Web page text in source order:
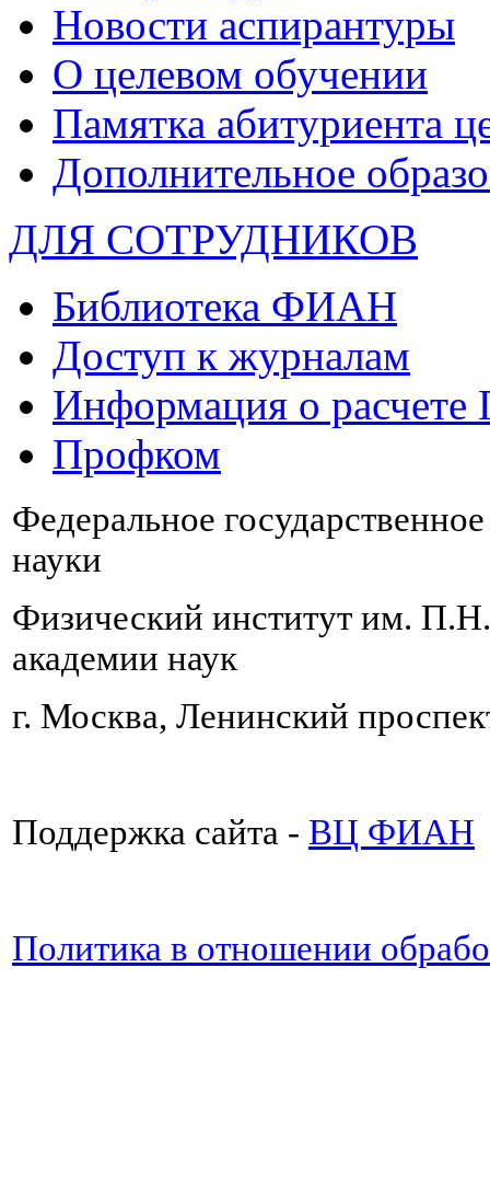
Новости аспирантуры
О целевом обучении
Памятка абитуриента
Дополнительное
ДЛЯ СОТРУДНИКОВ
Библиотека ФИАН
Доступ к журналам
Информация о
Профком
Федеральное
науки
Физический институт им.
академии наук
г. Москва, Ленинский
Поддержка сайта - ВЦ ФИАН
Политика в отношении